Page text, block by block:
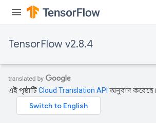
TensorFlow v2.8.4
এই পৃষ্ঠাটিCloud Translation API অনুবাদ করেছে।